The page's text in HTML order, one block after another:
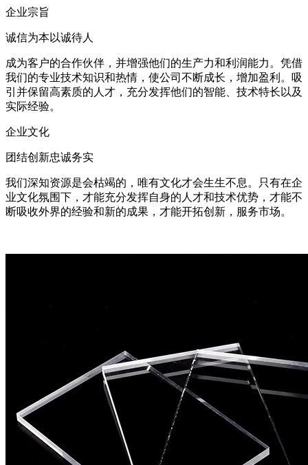
企业宗旨
诚信为本以诚待人
成为客户的合作伙伴，并增强他们的生产力和利润能力。凭借
我们的专业技术知识和热情，使公司不断成长，增加盈利。吸
引并保留高素质的人才，充分发挥他们的智能、技术特长以及
实际经验。
企业文化
团结创新忠诚务实
我们深知资源是会枯竭的，唯有文化才会生生不息。只有在企
业文化氛围下，才能充分发挥自身的人才和技术优势，才能不
断吸收外界的经验和新的成果，才能开拓创新，服务市场。